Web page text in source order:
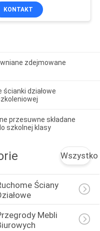
KONTAKT
zdejmowane
ścianki działowe
przesuwne składane
szkolnej klasy
Wszystko
Ściany
Mebli